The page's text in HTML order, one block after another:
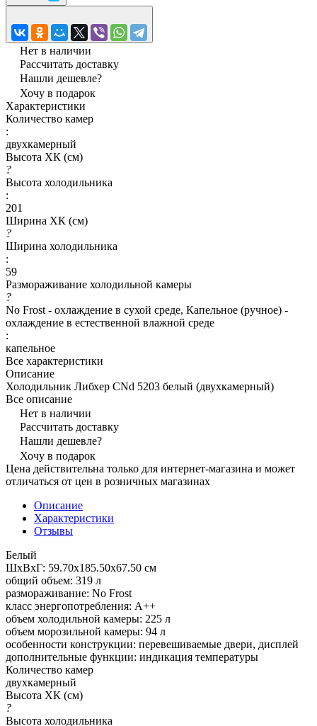
Нет в наличии
Рассчитать доставку
Нашли дешевле?
Хочу в подарок
Характеристики
Количество камер
:
двухкамерный
Высота ХК (см)
?
Высота холодильника
:
201
Ширина ХК (см)
?
Ширина холодильника
:
59
Размораживание холодильной камеры
?
No Frost - охлаждение в сухой среде, Капельное (ручное) -
охлаждение в естественной влажной среде
:
капельное
Все характеристики
Описание
Холодильник Либхер CNd 5203 белый (двухкамерный)
Все описание
Нет в наличии
Рассчитать доставку
Нашли дешевле?
Хочу в подарок
Цена действительна только для интернет-магазина и может
отличаться от цен в розничных магазинах
Описание
Характеристики
Отзывы
Белый
ШхВхГ: 59.70х185.50х67.50 см
общий объем: 319 л
размораживание: No Frost
класс энергопотребления: A++
объем холодильной камеры: 225 л
объем морозильной камеры: 94 л
особенности конструкции: перевешиваемые двери, дисплей
дополнительные функции: индикация температуры
Количество камер
двухкамерный
Высота ХК (см)
?
Высота холодильника